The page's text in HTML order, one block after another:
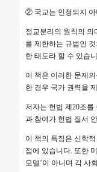
② 국교는 인정되지 아
정교분리의 원칙의 의
를 제한하는 규범인
한 태도라 할 수 있습
이 책은 이러한 문제
한 경우 국가 권력을
저자는 헌법 제20조
과 참여가 헌법 질서
이 책의 특징은 신학
점에 있습니다. 또한
모델’이 아니며 각 사